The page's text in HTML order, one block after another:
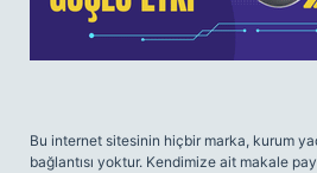
Bu internet sitesinin hiçbir marka, kurum
bağlantısı yoktur. Kendimize ait makale